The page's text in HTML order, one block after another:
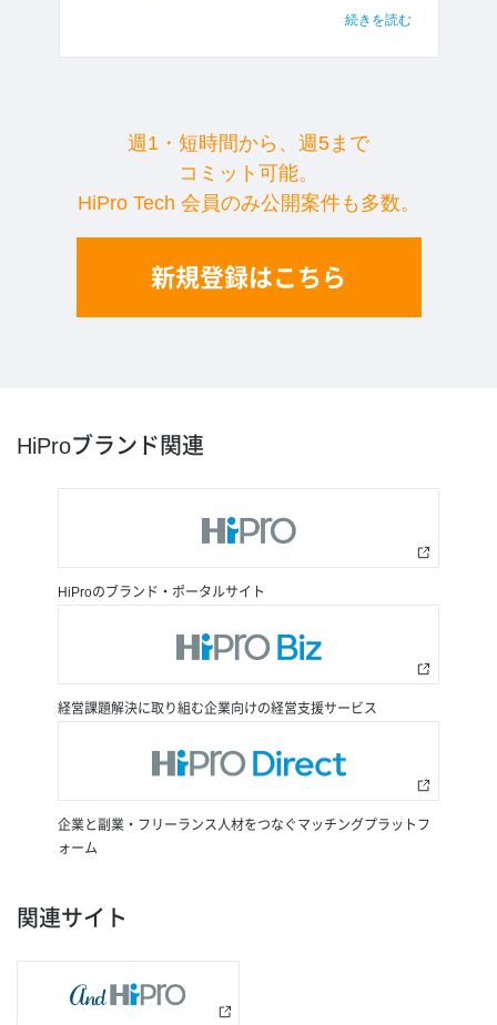
続きを読む
週1・短時間から、週5まで
コミット可能。
HiPro Tech 会員のみ公開案件も多数。
新規登録はこちら
HiProブランド関連
HiProのブランド・ポータルサイト
経営課題解決に取り組む企業向けの経営支援サービス
企業と副業・フリーランス人材をつなぐマッチングプラットフ
ォーム
関連サイト